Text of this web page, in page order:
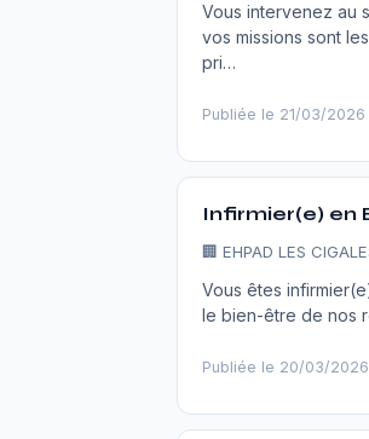
Vous intervenez au
vos missions sont
pri…
Publiée le 21/03/2026
Infirmier(e) en
🏢 EHPAD LES
Vous êtes
le bien-être de nos
Publiée le 20/03/2026